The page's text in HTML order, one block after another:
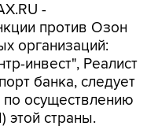
-
против Озон
организаций:
инвест", Реалист
банка, следует
осуществлению
этой страны.